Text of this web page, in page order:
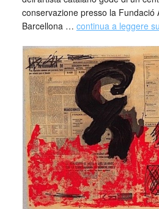
conservazione presso la Fundació
Barcellona … continua a leggere